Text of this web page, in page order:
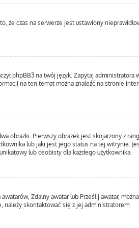
że czas na serwerze jest ustawiony
phpBB3 na twój język. Zapytaj administratora
na ten temat można znaleźć na stronie
obrazki. Pierwszy obrazek jest skojarzony z
lub jaki jest jego status na tej witrynie.
lub osobisty dla każdego użytkownika.
Zdalny awatar lub Prześlij awatar,
należy skontaktować się z jej administratorem.